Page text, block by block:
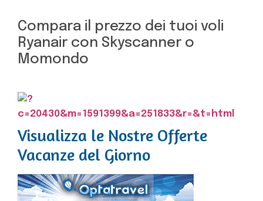
Compara il prezzo dei tuoi voli
Ryanair con Skyscanner o
Momondo
Visualizza le Nostre Offerte
Vacanze del Giorno